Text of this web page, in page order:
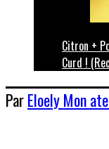
Citron +
Curd !
ParEloelyMon